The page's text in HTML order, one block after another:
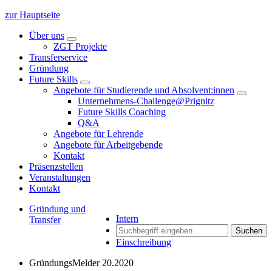
zur Hauptseite
Über uns
ZGT Projekte
Transferservice
Gründung
Future Skills
Angebote für Studierende und Absolvent:innen
Unternehmens-Challenge@Prignitz
Future Skills Coaching
Q&A
Angebote für Lehrende
Angebote für Arbeitgebende
Kontakt
Präsenzstellen
Veranstaltungen
Kontakt
Intern
Suchen
Einschreibung
Gründung und
Transfer
GründungsMelder 20.2020